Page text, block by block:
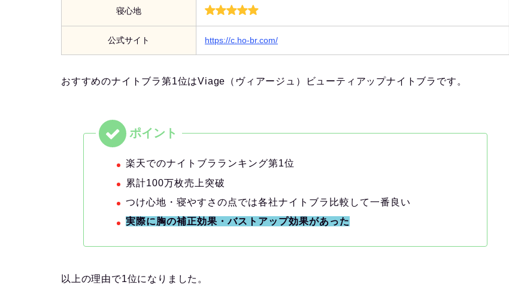
寝心地
公式サイト https://c.ho-br.com/
おすすめのナイトブラ第1位はViage（ヴィアージュ）ビューティアップナイトブラです。
楽天でのナイトブラランキング第1位
累計100万枚売上突破
つけ心地・寝やすさの点では各社ナイトブラ比較して一番良い
実際に胸の補正効果・バストアップ効果があった
以上の理由で1位になりました。